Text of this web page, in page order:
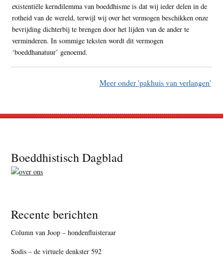
existentiële kerndilemma van boeddhisme is dat wij ieder delen in de
rotheid van de wereld, terwijl wij over het vermogen beschikken onze
bevrijding dichterbij te brengen door het lijden van de ander te
verminderen. In sommige teksten wordt dit vermogen
‘boeddhanatuur’ genoemd.
Meer onder 'pakhuis van verlangen'
Footer
Boeddhistisch Dagblad
Recente berichten
Column van Joop – hondenfluisteraar
Sodis – de virtuele denkster 592